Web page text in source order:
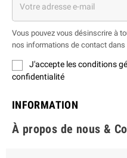
Vous pouvez vous désinscrire à
nos informations de contact
J'accepte les conditions
confidentialité
INFORMATION
À propos de nous &